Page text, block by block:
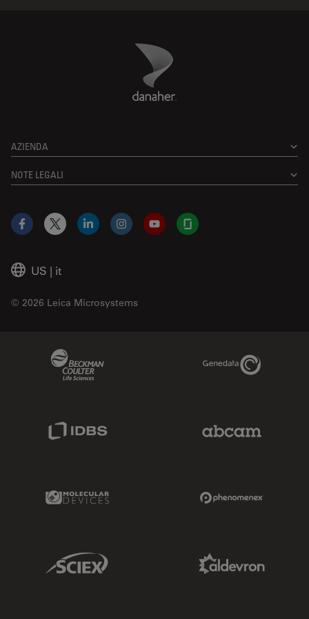
Danaher Logo
AZIENDA
NOTE LEGALI
US | it
© 2026 Leica Microsystems
Facebook
X LinkedInInstagramYouTubeGlassdoor
Genedata Link
Molecular Devices Link
Sciex Link